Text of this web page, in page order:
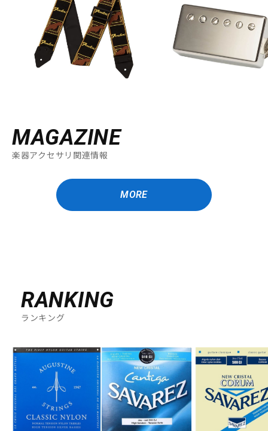
MAGAZINE
楽器アクセサリ関連情報
MORE
RANKING
ランキング